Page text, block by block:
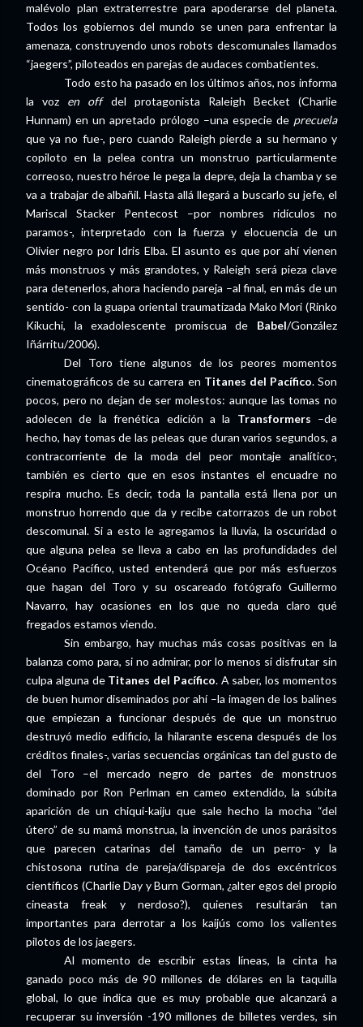
malévolo plan extraterrestre para apoderarse del planeta.
Todos los gobiernos del mundo se unen para enfrentar la
amenaza, construyendo unos robots descomunales llamados
“jaegers”, piloteados en parejas de audaces combatientes.
Todo esto ha pasado en los últimos años, nos informa
la voz en offdel protagonista Raleigh Becket (Charlie
Hunnam) en un apretado prólogo –una especie de precuela
que ya no fue-, pero cuando Raleigh pierde a su hermano y
copiloto en la pelea contra un monstruo particularmente
correoso, nuestro héroe le pega la depre, deja la chamba y se
va a trabajar de albañil. Hasta allá llegará a buscarlo su jefe, el
Mariscal Stacker Pentecost –por nombres ridículos no
paramos-, interpretado con la fuerza y elocuencia de un
Olivier negro por Idris Elba. El asunto es que por ahí vienen
más monstruos y más grandotes, y Raleigh será pieza clave
para detenerlos, ahora haciendo pareja –al final, en más de un
sentido- con la guapa oriental traumatizada Mako Mori (Rinko
Kikuchi, la exadolescente promiscua de Babel/González
Iñárritu/2006).
Del Toro tiene algunos de los peores momentos
cinematográficos de su carrera en Titanes del Pacífico. Son
pocos, pero no dejan de ser molestos: aunque las tomas no
adolecen de la frenética edición a la Transformers –de
hecho, hay tomas de las peleas que duran varios segundos, a
contracorriente de la moda del peor montaje analítico-,
también es cierto que en esos instantes el encuadre no
respira mucho. Es decir, toda la pantalla está llena por un
monstruo horrendo que da y recibe catorrazos de un robot
descomunal. Si a esto le agregamos la lluvia, la oscuridad o
que alguna pelea se lleva a cabo en las profundidades del
Océano Pacífico, usted entenderá que por más esfuerzos
que hagan del Toro y su oscareado fotógrafo Guillermo
Navarro, hay ocasiones en los que no queda claro qué
fregados estamos viendo.
Sin embargo, hay muchas más cosas positivas en la
balanza como para, si no admirar, por lo menos sí disfrutar sin
culpa alguna de Titanes del Pacífico. A saber, los momentos
de buen humor diseminados por ahí –la imagen de los balines
que empiezan a funcionar después de que un monstruo
destruyó medio edificio, la hilarante escena después de los
créditos finales-, varias secuencias orgánicas tan del gusto de
del Toro –el mercado negro de partes de monstruos
dominado por Ron Perlman en cameo extendido, la súbita
aparición de un chiqui-kaiju que sale hecho la mocha “del
útero” de su mamá monstrua, la invención de unos parásitos
que parecen catarinas del tamaño de un perro- y la
chistosona rutina de pareja/dispareja de dos excéntricos
científicos (Charlie Day y Burn Gorman, ¿alter egos del propio
cineasta freak y nerdoso?), quienes resultarán tan
importantes para derrotar a los kaijús como los valientes
pilotos de los jaegers.
Al momento de escribir estas líneas, la cinta ha
ganado poco más de 90 millones de dólares en la taquilla
global, lo que indica que es muy probable que alcanzará a
recuperar su inversión -190 millones de billetes verdes, sin